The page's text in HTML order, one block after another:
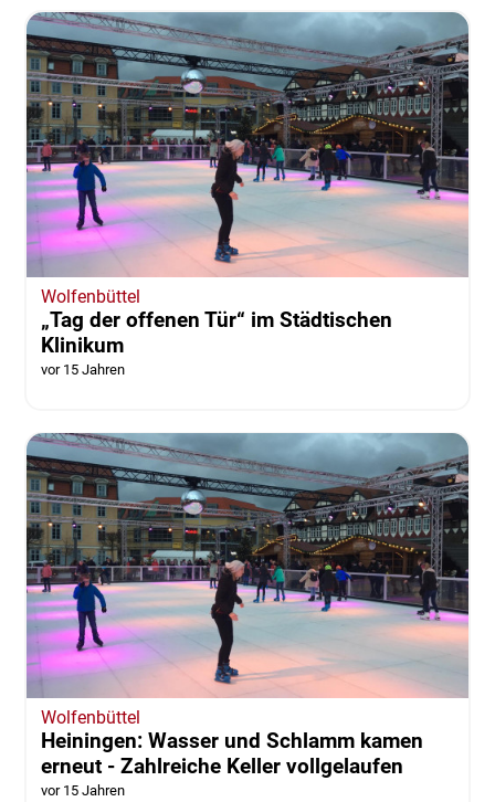
Wolfenbüttel
„Tag der offenen Tür“ im Städtischen
Klinikum
vor 15 Jahren
Wolfenbüttel
Heiningen: Wasser und Schlamm kamen
erneut - Zahlreiche Keller vollgelaufen
vor 15 Jahren